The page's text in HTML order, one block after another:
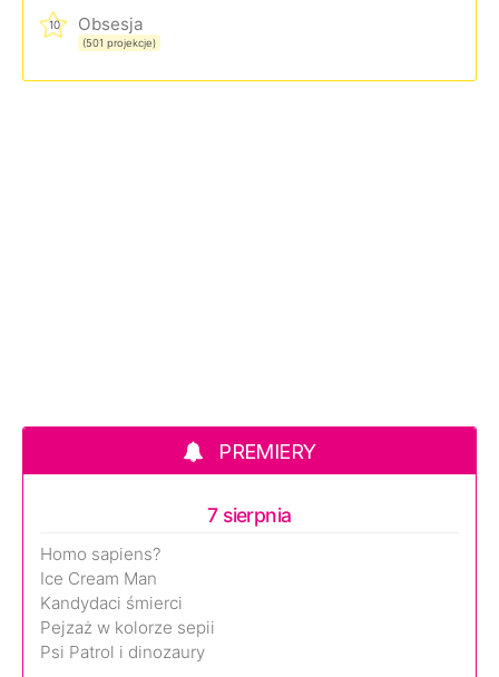
10 Obsesja
(501 projekcje)
PREMIERY
7 sierpnia
Homo sapiens?
Ice Cream Man
Kandydaci śmierci
Pejzaż w kolorze sepii
Psi Patrol i dinozaury